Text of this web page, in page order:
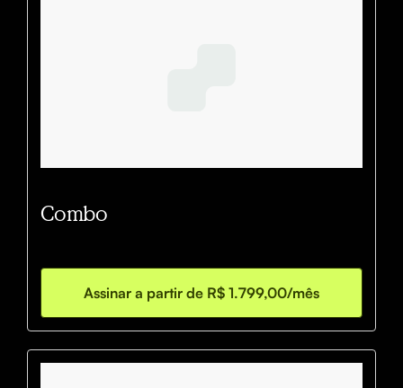
Combo
Assinar a partir de R$ 1.799,00/mês